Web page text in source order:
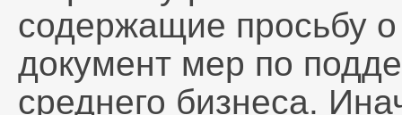
содержащие просьбу
документ мер по
среднего бизнеса.